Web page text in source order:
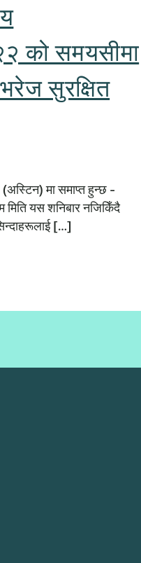
को समयसीमा
सुरक्षित
मा समाप्त हुन्छ -
मिति यस शनिबार नजिकिँदै
[…]